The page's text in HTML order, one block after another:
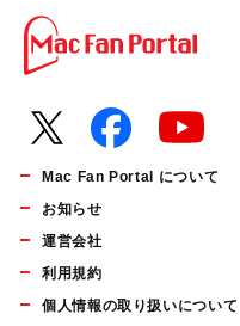
Mac Fan Portal について
お知らせ
運営会社
利用規約
個人情報の取り扱いについて